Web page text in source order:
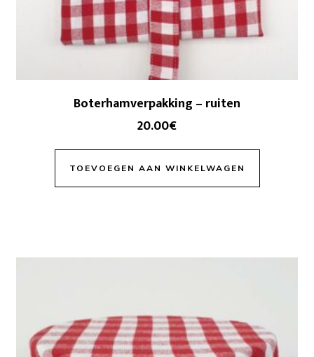
Boterhamverpakking – ruiten
20.00€
TOEVOEGEN AAN WINKELWAGEN